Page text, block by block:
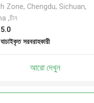
Zone, Chengdu, Sichuan,
,চীন
5.0
যাচাইকৃত সরবরাহকারী
আরো দেখুন